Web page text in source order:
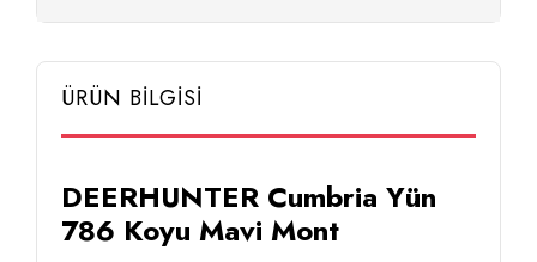
ÜRÜN BİLGİSİ
DEERHUNTER Cumbria Yün
786 Koyu Mavi Mont